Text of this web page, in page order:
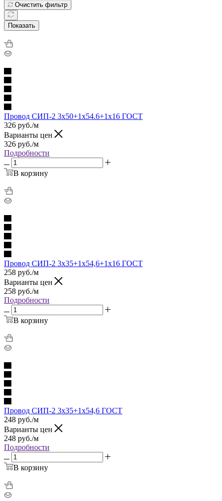
Очистить фильтр
Показать
Провод СИП-2 3х50+1х54.6+1х16 ГОСТ
326 руб./м
Варианты цен
326 руб./м
Подробности
В корзину
Провод СИП-2 3х35+1х54,6+1х16 ГОСТ
258 руб./м
Варианты цен
258 руб./м
Подробности
В корзину
Провод СИП-2 3х35+1х54,6 ГОСТ
248 руб./м
Варианты цен
248 руб./м
Подробности
В корзину